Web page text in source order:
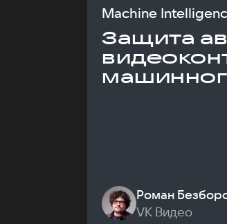
Machine
Защита
Роман
VK Видео